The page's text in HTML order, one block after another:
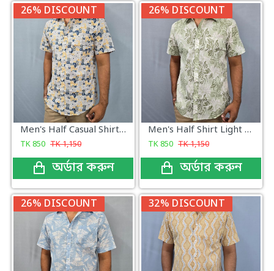
26% DISCOUNT
Men's Half Casual Shirt Yellow Print
TK850 TK1,150
অর্ডার করুন
26% DISCOUNT
Men's Half Shirt Light Green
TK850 TK1,150
অর্ডার করুন
26% DISCOUNT 32% DISCOUNT